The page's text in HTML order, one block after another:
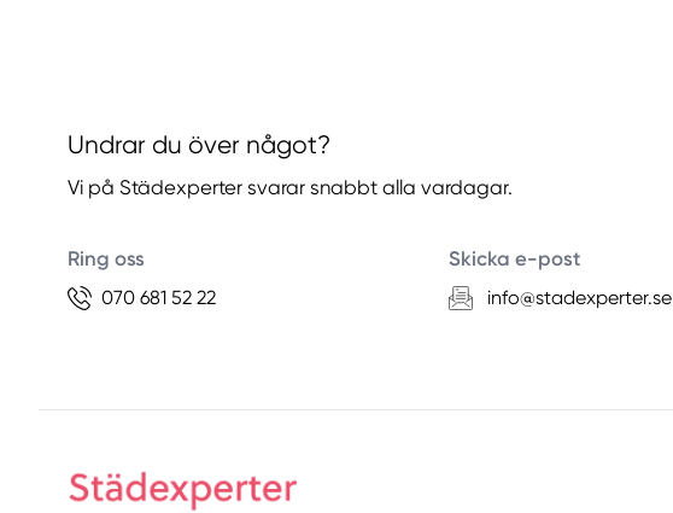
Undrar du över något?
Vi på Städexperter svarar snabbt alla vardagar.
Ring oss
070 681 52 22
Skicka e-post
info@stadexperter.se